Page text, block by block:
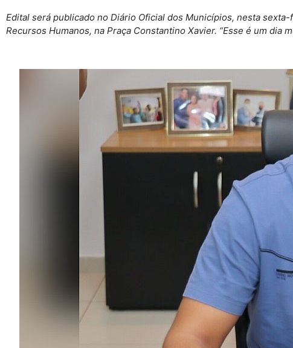
Edital será publicado no Diário Oficial dos Municípios, nesta
Recursos Humanos, na Praça Constantino Xavier. “Esse é um